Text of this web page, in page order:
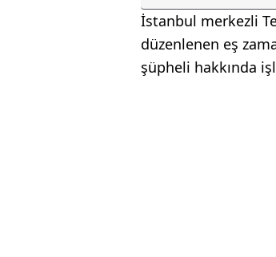
İstanbul merkezli
düzenlenen eş
şüpheli hakkında